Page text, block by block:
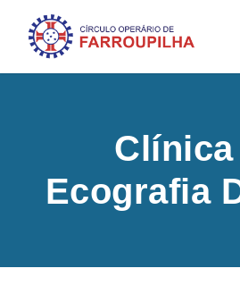
Clínica
Ecografia